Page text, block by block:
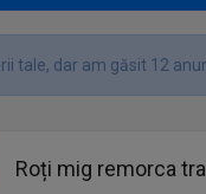
tale, dar am găsit 12
Roți mig remorca